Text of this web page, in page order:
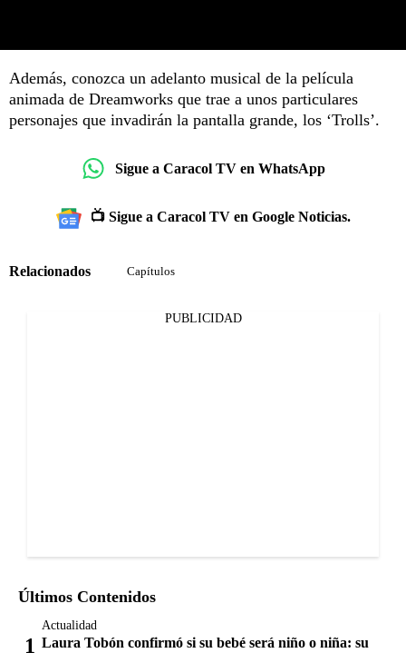
Además, conozca un adelanto musical de la película
animada de Dreamworks que trae a unos particulares
personajes que invadirán la pantalla grande, los ‘Trolls’.
Sigue a Caracol TV en WhatsApp
📺 Sigue a Caracol TV en Google Noticias.
Relacionados Capítulos
PUBLICIDAD
Últimos Contenidos
Actualidad
Laura Tobón confirmó si su bebé será niño o niña: su